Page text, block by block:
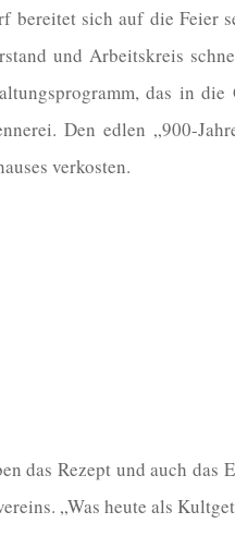
bereitet sich auf die Feier
und Arbeitskreis
das in
Den edlen „900-
verkosten.
das Rezept und auch das
„Was heute als